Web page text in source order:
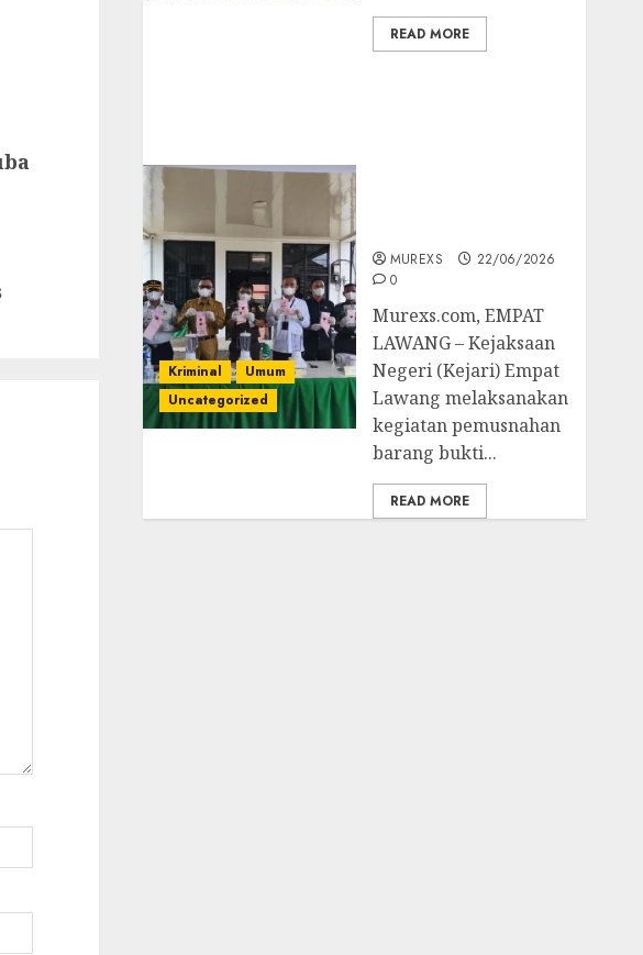
READ MORE
Kriminal
Umum
Uncategorized
MUREXS
22/06/2026
0
‎Murexs.com, EMPAT
LAWANG – Kejaksaan
Negeri (Kejari) Empat
Lawang melaksanakan
kegiatan pemusnahan
barang bukti...
READ MORE